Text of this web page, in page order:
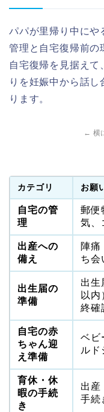
パパが里帰り中にや
管理と自宅復帰前の
自宅復帰を見据えて
りを妊娠中から話
ります。
← 横
カテゴリ お願
自宅の管
理
郵便
気、
出産への
備え
陣痛
ち会
出生届の
準備
出生
以内
終確
自宅の赤
ちゃん迎
え準備
ベビ
ルド
育休・休
暇の手続
き
出産
手続